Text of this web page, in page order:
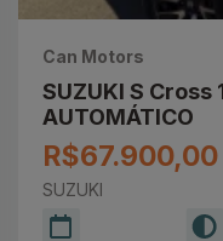
Can Motors
SUZUKI S Cross
AUTOMÁTICO
R$67.900,00
SUZUKI